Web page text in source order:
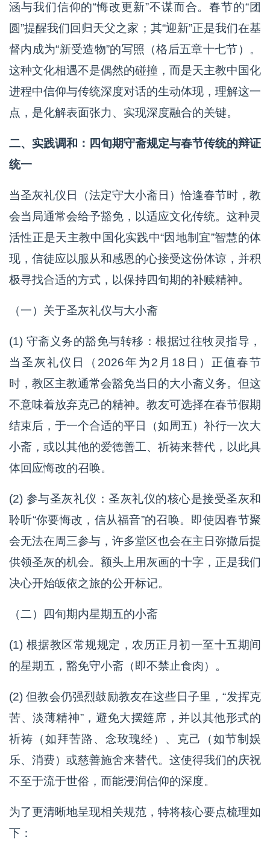
涵与我们信仰的“悔改更新”不谋而合。春节的“团
圆”提醒我们回归天父之家；其“迎新”正是我们在基
督内成为“新受造物”的写照（格后五章十七节）。
这种文化相遇不是偶然的碰撞，而是天主教中国化
进程中信仰与传统深度对话的生动体现，理解这一
点，是化解表面张力、实现深度融合的关键。
二、实践调和：四旬期守斋规定与春节传统的辩证
统一
当圣灰礼仪日（法定守大小斋日）恰逢春节时，教
会当局通常会给予豁免，以适应文化传统。这种灵
活性正是天主教中国化实践中“因地制宜”智慧的体
现，信徒应以服从和感恩的心接受这份体谅，并积
极寻找合适的方式，以保持四旬期的补赎精神。
（一）关于圣灰礼仪与大小斋
(1) 守斋义务的豁免与转移：根据过往牧灵指导，
当圣灰礼仪日（2026年为2月18日）正值春节
时，教区主教通常会豁免当日的大小斋义务。但这
不意味着放弃克己的精神。教友可选择在春节假期
结束后，于一个合适的平日（如周五）补行一次大
小斋，或以其他的爱德善工、祈祷来替代，以此具
体回应悔改的召唤。
(2) 参与圣灰礼仪：圣灰礼仪的核心是接受圣灰和
聆听“你要悔改，信从福音”的召唤。即使因春节聚
会无法在周三参与，许多堂区也会在主日弥撒后提
供领圣灰的机会。额头上用灰画的十字，正是我们
决心开始皈依之旅的公开标记。
（二）四旬期内星期五的小斋
(1) 根据教区常规规定，农历正月初一至十五期间
的星期五，豁免守小斋（即不禁止食肉）。
(2) 但教会仍强烈鼓励教友在这些日子里，“发挥克
苦、淡薄精神”，避免大摆筵席，并以其他形式的
祈祷（如拜苦路、念玫瑰经）、克己（如节制娱
乐、消费）或慈善施舍来替代。这使得我们的庆祝
不至于流于世俗，而能浸润信仰的深度。
为了更清晰地呈现相关规范，特将核心要点梳理如
下：